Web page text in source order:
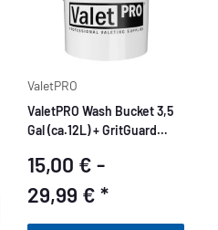
ValetPRO
ValetPRO Wash Bucket 3,5
Gal (ca.12L) + GritGuard
Seal Lid
15,00 € -
29,99 € *